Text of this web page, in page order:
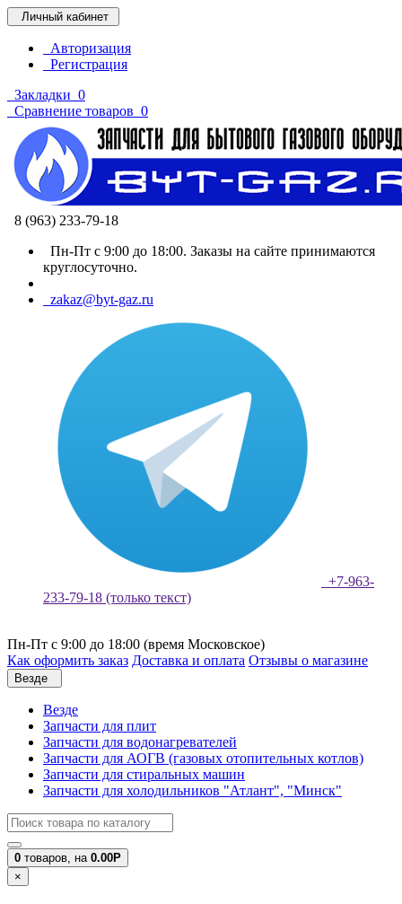
Личный кабинет
Авторизация
Регистрация
Закладки 0
Сравнение товаров 0
8 (963) 233-79-18
Пн-Пт с 9:00 до 18:00. Заказы на сайте принимаются
круглосуточно.
zakaz@byt-gaz.ru
+7-963-
233-79-18 (только текст)
Пн-Пт с 9:00 до 18:00 (время Московское)
Как оформить заказ Доставка и оплата Отзывы о магазине
Везде
Везде
Запчасти для плит
Запчасти для водонагревателей
Запчасти для АОГВ (газовых отопительных котлов)
Запчасти для стиральных машин
Запчасти для холодильников "Атлант", "Минск"
0 товаров, на 0.00Р
×